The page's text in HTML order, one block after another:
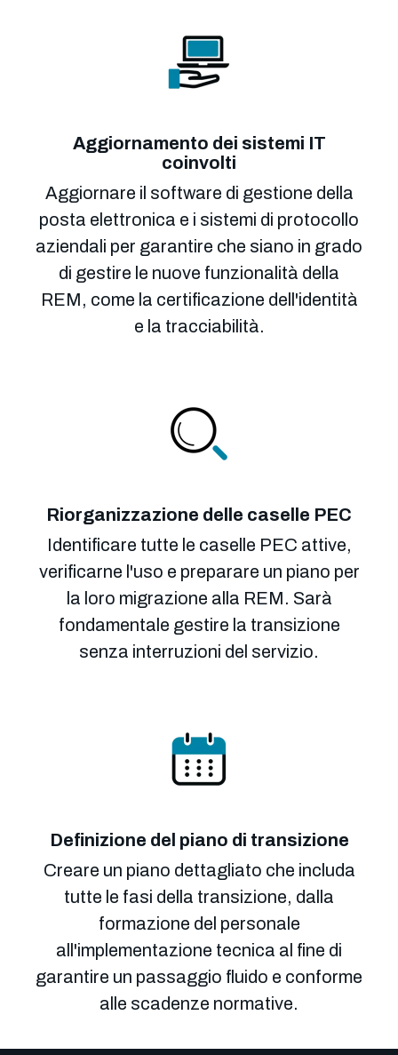
Aggiornamento dei sistemi IT
coinvolti
Aggiornare il software di gestione della
posta elettronica e i sistemi di protocollo
aziendali per garantire che siano in grado
di gestire le nuove funzionalità della
REM, come la certificazione dell'identità
e la tracciabilità.
Riorganizzazione delle caselle PEC
Identificare tutte le caselle PEC attive,
verificarne l'uso e preparare un piano per
la loro migrazione alla REM. Sarà
fondamentale gestire la transizione
senza interruzioni del servizio.
Definizione del piano di transizione
Creare un piano dettagliato che includa
tutte le fasi della transizione, dalla
formazione del personale
all'implementazione tecnica al fine di
garantire un passaggio fluido e conforme
alle scadenze normative.